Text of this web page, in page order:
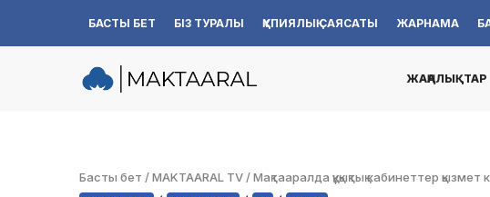
Skip
БАСТЫ БЕТ БІЗ ТУРАЛЫ ҚҰПИЯЛЫҚ САЯСАТЫ ЖАРНАМА
ЖАҢАЛЫҚТАР
Басты бет /MAKTAARAL TV /Мақтааралда құқықтық кабинеттер қызмет